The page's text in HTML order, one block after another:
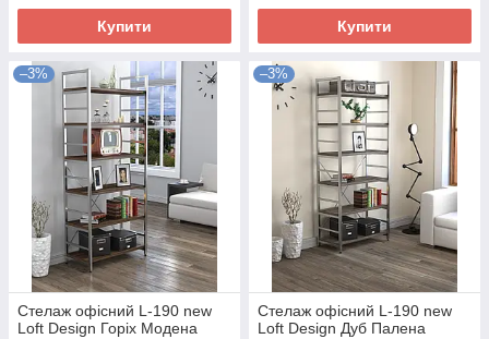
Купити Купити
–3%
Стелаж офісний L-190 new
Loft Design Горіх Модена
–3%
Стелаж офісний L-190 new
Loft Design Дуб Палена